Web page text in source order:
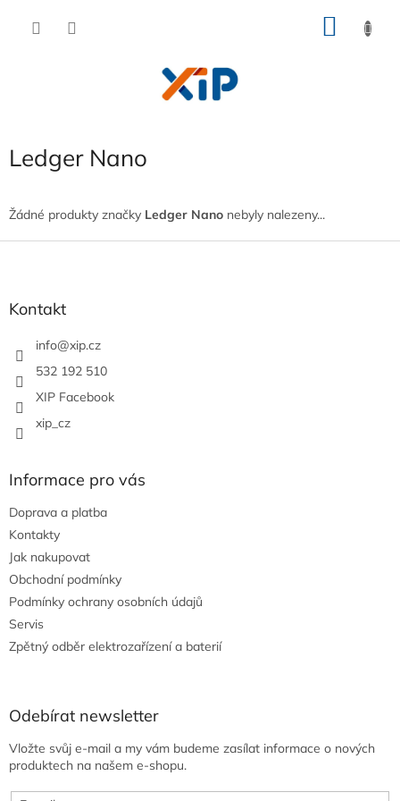
Ledger Nano
Žádné produkty značky Ledger Nano nebyly nalezeny...
Kontakt
info@xip.cz
532 192 510
XIP Facebook
xip_cz
Informace pro vás
Doprava a platba
Kontakty
Jak nakupovat
Obchodní podmínky
Podmínky ochrany osobních údajů
Servis
Zpětný odběr elektrozařízení a baterií
Odebírat newsletter
Vložte svůj e-mail a my vám budeme zasílat informace o nových
produktech na našem e-shopu.